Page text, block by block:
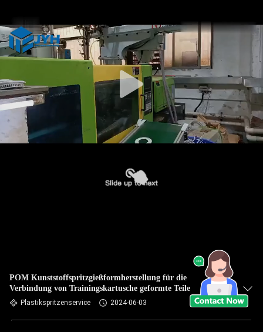
POM Kunststoffspritzgießformherstellung für die
Verbindung von Trainingskartusche geformte Teile
Plastikspritzenservice 2024-06-03